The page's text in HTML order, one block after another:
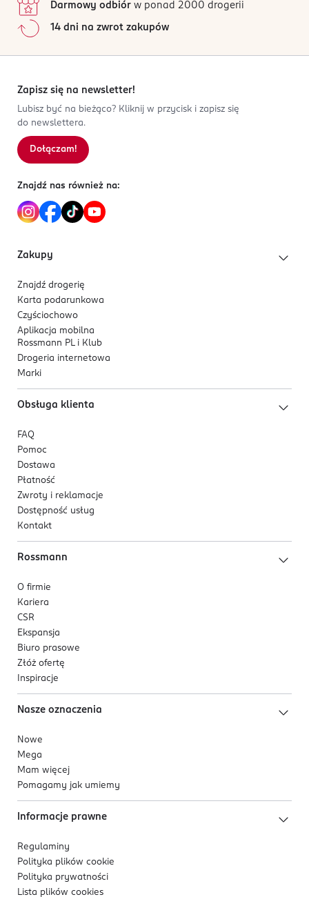
Darmowy odbiór w ponad 2000 drogerii
14 dni na zwrot zakupów
Zapisz się na newsletter!
Lubisz być na bieżąco? Kliknij w przycisk i zapisz się
do newslettera.
Dołączam!
Znajdź nas również na:
Zakupy
Znajdź drogerię
Karta podarunkowa
Czyściochowo
Aplikacja mobilna
Rossmann PL i Klub
Drogeria internetowa
Marki
Obsługa klienta
FAQ
Pomoc
Dostawa
Płatność
Zwroty i reklamacje
Dostępność usług
Kontakt
Rossmann
O firmie
Kariera
CSR
Ekspansja
Biuro prasowe
Złóż ofertę
Inspiracje
Nasze oznaczenia
Nowe
Mega
Mam więcej
Pomagamy jak umiemy
Informacje prawne
Regulaminy
Polityka plików cookie
Polityka prywatności
Lista plików cookies